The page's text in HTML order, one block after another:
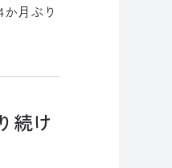
月ぶり
続け